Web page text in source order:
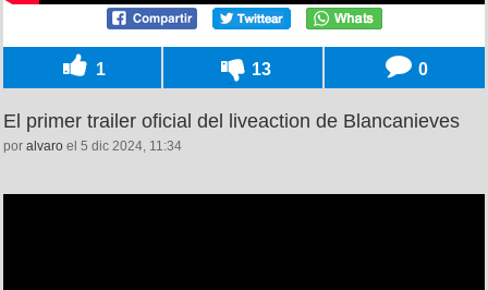
1 13 0
El primer trailer oficial del liveaction de Blancanieves
por alvaro el 5 dic 2024, 11:34